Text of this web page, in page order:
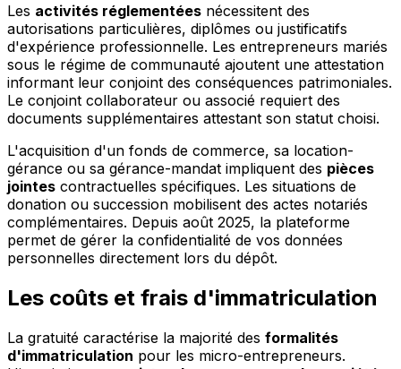
Les activités réglementées nécessitent des
autorisations particulières, diplômes ou justificatifs
d'expérience professionnelle. Les entrepreneurs mariés
sous le régime de communauté ajoutent une attestation
informant leur conjoint des conséquences patrimoniales.
Le conjoint collaborateur ou associé requiert des
documents supplémentaires attestant son statut choisi.
L'acquisition d'un fonds de commerce, sa location-
gérance ou sa gérance-mandat impliquent des pièces
jointes contractuelles spécifiques. Les situations de
donation ou succession mobilisent des actes notariés
complémentaires. Depuis août 2025, la plateforme
permet de gérer la confidentialité de vos données
personnelles directement lors du dépôt.
Les coûts et frais d'immatriculation
La gratuité caractérise la majorité des formalités
d'immatriculation pour les micro-entrepreneurs.